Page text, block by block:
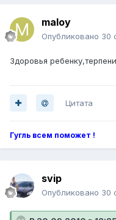
maloy
Опубликовано 30
Здоровья
Цитата
Гугль всем поможет !
svip
Опубликовано 30